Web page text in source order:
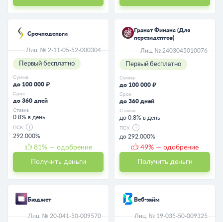
Срочноденьги
Лиц. № 2-11-05-52-000304
Первый бесплатно
Сумма
до 100 000 ₽
Срок
до 360 дней
Ставка
0.8% в день
ПСК
292.000%
81 % — одобрение
Получить деньги
Гранат Финанс (Для
нерезидентов)
Лиц. № 2403045010076
Первый бесплатно
Сумма
до 100 000 ₽
Срок
до 360 дней
Ставка
до 0.8% в день
ПСК
до 292.000%
49% — одобрение
Получить деньги
Бюджет
Лиц. № 20-041-50-009570
Веб-займ
Лиц. № 19-035-50-009325